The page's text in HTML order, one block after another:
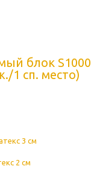
блок S1000
1 сп. место)
3 см
2 см